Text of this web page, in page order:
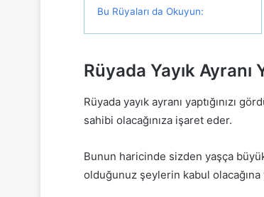
Bu Rüyaları da Okuyun:
Rüyada Yayık Ayranı
Rüyada yayık ayranı yaptığınızı
sahibi olacağınıza işaret eder.
Bunun haricinde sizden yaşça
olduğunuz şeylerin kabul olacağına